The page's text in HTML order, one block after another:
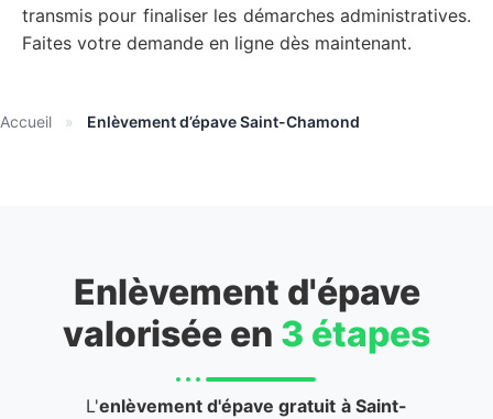
transmis pour finaliser les démarches administratives.
Faites votre demande en ligne dès maintenant.
Accueil » Enlèvement d’épave Saint-Chamond
Enlèvement d'épave
valorisée en 3 étapes
L'enlèvement d'épave gratuit à Saint-